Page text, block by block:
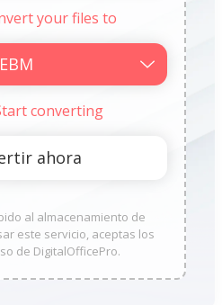
your files to
converting
al almacenamiento de
este servicio, aceptas los
de DigitalOfficePro.